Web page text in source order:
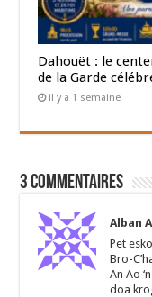
Dahouët : le
de la Garde
il y a 1 semaine
3 Commentaires
Alban
Pet
Bro-
An Ao
doa